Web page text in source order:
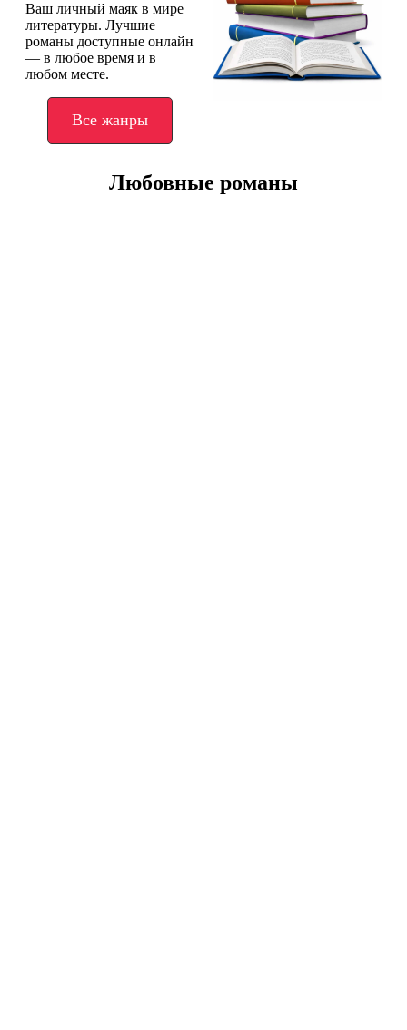
Ваш личный маяк в мире
литературы. Лучшие
романы доступные онлайн
— в любое время и в
любом месте.
Все жанры
Любовные романы